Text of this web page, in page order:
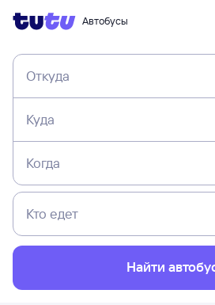
Автобусы
Откуда
Куда
Когда
Кто едет
Найти